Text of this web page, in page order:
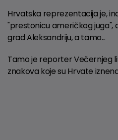
Hrvatska reprezentacija je,
"prestonicu američkog juga",
grad Aleksandriju, a tamo...
Tamo je reporter Večernjeg
znakova koje su Hrvate